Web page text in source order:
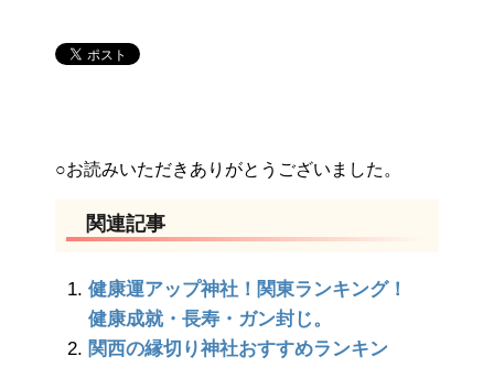
○お読みいただきありがとうございました。
関連記事
健康運アップ神社！関東ランキング！
健康成就・長寿・ガン封じ。
関西の縁切り神社おすすめランキン